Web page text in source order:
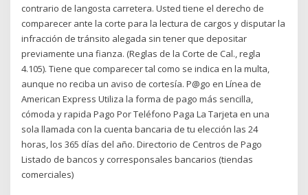
contrario de langosta carretera. Usted tiene el derecho de
comparecer ante la corte para la lectura de cargos y disputar la
infracción de tránsito alegada sin tener que depositar
previamente una fianza. (Reglas de la Corte de Cal., regla
4.105). Tiene que comparecer tal como se indica en la multa,
aunque no reciba un aviso de cortesía. P@go en Línea de
American Express Utiliza la forma de pago más sencilla,
cómoda y rapida Pago Por Teléfono Paga La Tarjeta en una
sola llamada con la cuenta bancaria de tu elección las 24
horas, los 365 días del año. Directorio de Centros de Pago
Listado de bancos y corresponsales bancarios (tiendas
comerciales)